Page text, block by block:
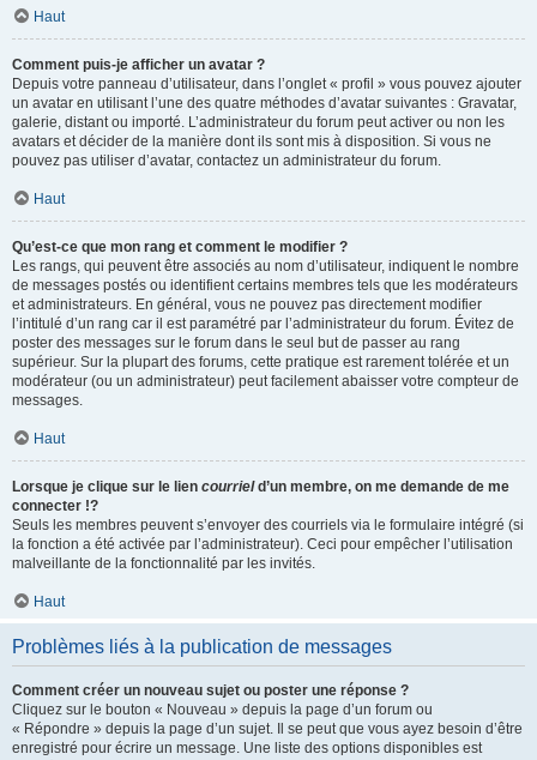
Haut
Comment puis-je afficher un avatar ?
Depuis votre panneau d’utilisateur, dans l’onglet « profil » vous pouvez ajouter
un avatar en utilisant l’une des quatre méthodes d’avatar suivantes : Gravatar,
galerie, distant ou importé. L’administrateur du forum peut activer ou non les
avatars et décider de la manière dont ils sont mis à disposition. Si vous ne
pouvez pas utiliser d’avatar, contactez un administrateur du forum.
Haut
Qu’est-ce que mon rang et comment le modifier ?
Les rangs, qui peuvent être associés au nom d’utilisateur, indiquent le nombre
de messages postés ou identifient certains membres tels que les modérateurs
et administrateurs. En général, vous ne pouvez pas directement modifier
l’intitulé d’un rang car il est paramétré par l’administrateur du forum. Évitez de
poster des messages sur le forum dans le seul but de passer au rang
supérieur. Sur la plupart des forums, cette pratique est rarement tolérée et un
modérateur (ou un administrateur) peut facilement abaisser votre compteur de
messages.
Haut
Lorsque je clique sur le lien courrield’un membre, on me demande de me
connecter !?
Seuls les membres peuvent s’envoyer des courriels via le formulaire intégré (si
la fonction a été activée par l’administrateur). Ceci pour empêcher l’utilisation
malveillante de la fonctionnalité par les invités.
Haut
Problèmes liés à la publication de messages
Comment créer un nouveau sujet ou poster une réponse ?
Cliquez sur le bouton « Nouveau » depuis la page d’un forum ou
« Répondre » depuis la page d’un sujet. Il se peut que vous ayez besoin d’être
enregistré pour écrire un message. Une liste des options disponibles est